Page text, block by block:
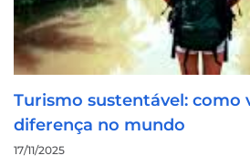
Turismo sustentável: como
diferença no mundo
17/11/2025